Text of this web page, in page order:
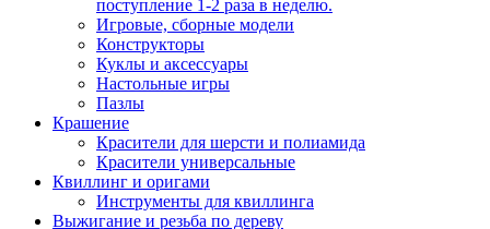
поступление 1-2 раза в неделю.
Игровые, сборные модели
Конструкторы
Куклы и аксессуары
Настольные игры
Пазлы
Крашение
Красители для шерсти и полиамида
Красители универсальные
Квиллинг и оригами
Инструменты для квиллинга
Выжигание и резьба по дереву